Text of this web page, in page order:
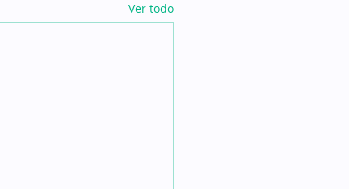
Ver todo